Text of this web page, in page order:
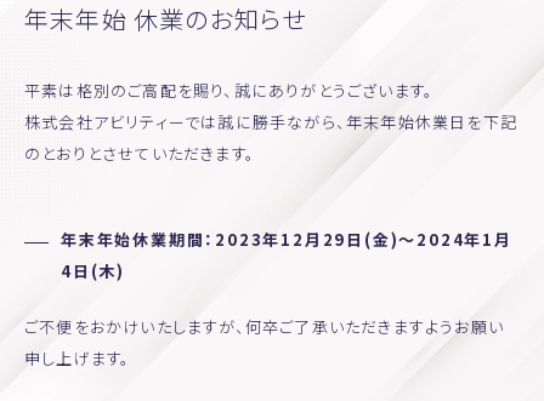
生命保険・損害保険 労務コンサルティング
個人向け マネーセミナー 法人向け 労務セミナー
News
Staff-blog
年末年始 休業のお知らせ
平素は格別のご高配を賜り、誠にありがとうございます。
株式会社アビリティーでは誠に勝手ながら、年末年始休業日を下記
のとおりとさせていただきます。
年末年始休業期間：2023年12月29日(金)～2024年1月
4日(木)
ご不便をおかけいたしますが、何卒ご了承いただきますようお願い
申し上げます。